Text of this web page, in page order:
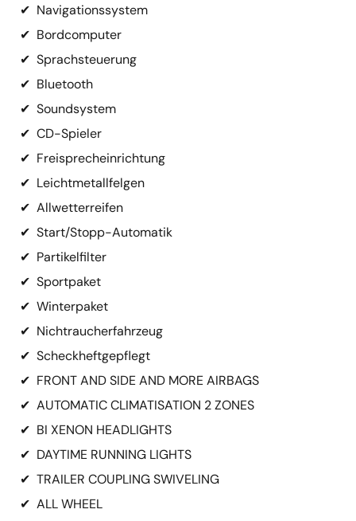
✔ Navigationssystem
✔ Bordcomputer
✔ Sprachsteuerung
✔ Bluetooth
✔ Soundsystem
✔ CD-Spieler
✔ Freisprecheinrichtung
✔ Leichtmetallfelgen
✔ Allwetterreifen
✔ Start/Stopp-Automatik
✔ Partikelfilter
✔ Sportpaket
✔ Winterpaket
✔ Nichtraucherfahrzeug
✔ Scheckheftgepflegt
✔ FRONT AND SIDE AND MORE AIRBAGS
✔ AUTOMATIC CLIMATISATION 2 ZONES
✔ BI XENON HEADLIGHTS
✔ DAYTIME RUNNING LIGHTS
✔ TRAILER COUPLING SWIVELING
✔ ALL WHEEL